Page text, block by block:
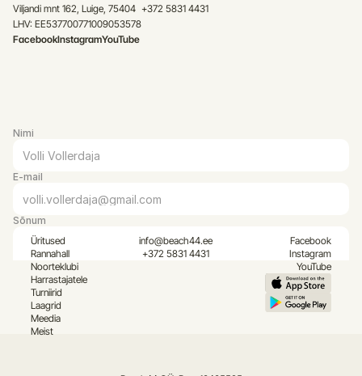
Viljandi mnt 162, Luige, 75404
LHV: EE537700771009053578
+372 5831 4431
FacebookInstagramYouTube
Nimi
E-mail
Sõnum
Üritused
Rannahall
Noorteklubi
Harrastajatele
Turniirid
Laagrid
Meedia
Meist
info@beach44.ee
+372 5831 4431
Facebook
Instagram
YouTube